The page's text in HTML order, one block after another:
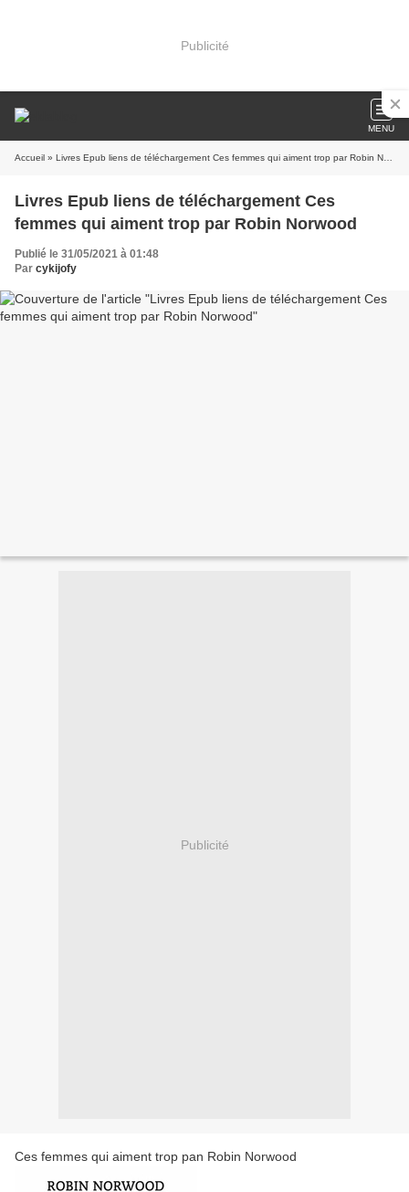
Publicité
MENU
Accueil » Livres Epub liens de téléchargement Ces femmes qui aiment trop par Robin Norwood
Livres Epub liens de téléchargement Ces
femmes qui aiment trop par Robin Norwood
Publié le 31/05/2021 à 01:48
Par cykijofy
Publicité
Ces femmes qui aiment trop pan Robin Norwood